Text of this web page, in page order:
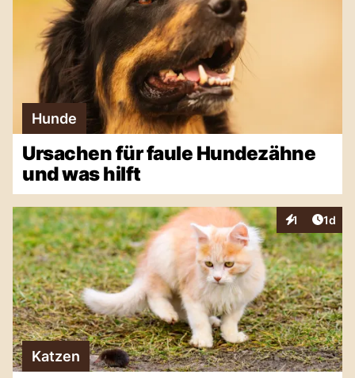
Hunde
Ursachen für faule Hundezähne
und was hilft
1
Interaktionen
1d
Katzen